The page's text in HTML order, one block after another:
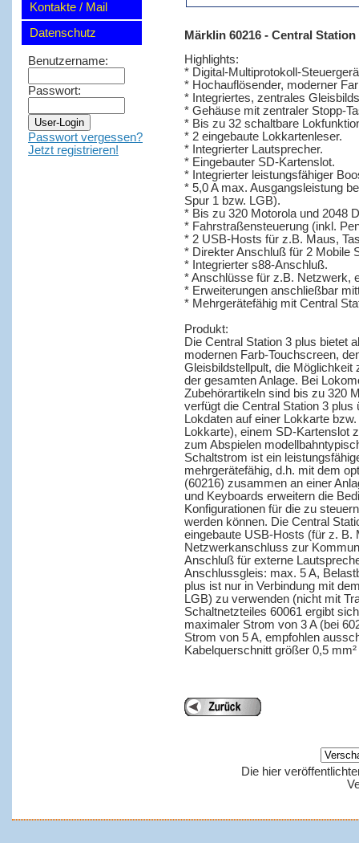
Kontakte / Mail
Datenschutz
Benutzername:
Passwort:
Passwort vergessen?
Jetzt registrieren!
Märklin 60216 - Central
Highlights:
* Digital-Multiprotokoll-
* Hochauflösender, moderner
* Integriertes, zentrales
* Gehäuse mit zentraler Stopp-
* Bis zu 32 schaltbare
* 2 eingebaute Lokkartenleser.
* Integrierter Lautsprecher.
* Eingebauter SD-Kartenslot.
* Integrierter leistungsfähiger
* 5,0 A max. Ausgangsleistung
Spur 1 bzw. LGB).
* Bis zu 320 Motorola und 2048
* Fahrstraßensteuerung (inkl.
* 2 USB-Hosts für z.B. Maus,
* Direkter Anschluß für 2 Mobile
* Integrierter s88-Anschluß.
* Anschlüsse für z.B. Netzwerk,
* Erweiterungen anschließbar
* Mehrgerätefähig mit Central
Produkt:
Die Central Station 3 plus bietet
modernen Farb-Touchscreen,
Gleisbildstellpult, die
der gesamten Anlage. Bei
Zubehörartikeln sind bis zu 320
verfügt die Central Station 3
Lokdaten auf einer Lokkarte
Lokkarte), einem SD-Kartenslot
zum Abspielen
Schaltstrom ist ein
mehrgerätefähig, d.h. mit dem
(60216) zusammen an einer
und Keyboards erweitern die
Konfigurationen für die zu
werden können. Die Central
eingebaute USB-Hosts (für z. B.
Netzwerkanschluss zur
Anschluß für externe
Anschlussgleis: max. 5 A,
plus ist nur in Verbindung mit
LGB) zu verwenden (nicht mit
Schaltnetzteiles 60061 ergibt
maximaler Strom von 3 A (bei
Strom von 5 A, empfohlen
Kabelquerschnitt größer 0,5
Die hier